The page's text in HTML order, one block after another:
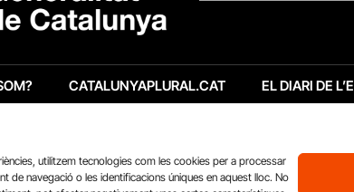
utilitzem tecnologies com les cookies per a processar
de navegació o les identificacions úniques en aquest lloc. No
CATALUNYAPLURAL.CAT EL DIARI DE